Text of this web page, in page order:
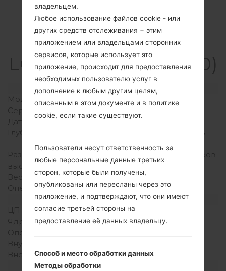
Спецификация
LGKH5800(LGKH5800)
Модель и ее характеристики
Модель
LGKH5800
Серия
Дата выпуска
Октябрь, 2011
Глубина
14.9 миллиметров (0.55
Размеры (ширина /
высота)
103.8 x 51.33 миллиметров
(4.05 x 2.00 дюйма)
Вес
-
Операционная система
-
Аппаратное обеспечение
ЦП (процессор)
-
Ядра процессора
-
Оперативная память
Внутренняя память
Внешняя память
MicroSD
Сеть и данные
владельцем.
Любое использование файлов cookie - или
других средств отслеживания − этим
приложением или владельцами сторонних
сервисов, которые использует это
приложение, происходит для предоставления
необходимых пользователю услуг в
дополнение к любым другим целям,
описанным в этом документе и в политике
cookie, если такие существуют.
Пользователи несут ответственность за
любые персональные данные третьих
сторон, которые были получены,
опубликованы или пересланы через это
приложение, и подтверждают, что они имеют
согласие третьей стороны на
предоставление её данных владельцу.
Способ и место обработки данных
Методы обработки